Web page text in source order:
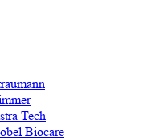
Tech
Biocare